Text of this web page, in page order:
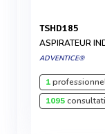
TSHD185
ASPIRATEUR
ADVENTICE®
1
1095